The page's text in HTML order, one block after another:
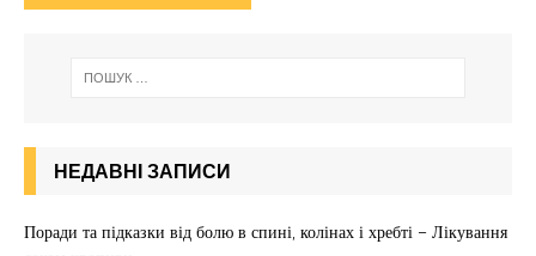
НЕДАВНІ ЗАПИСИ
Поради та підказки від болю в спині, колінах і хребті – Лікування